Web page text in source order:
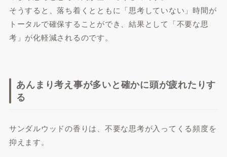
そうすると、落ち着くとともに「思考していない」時間が
トータルで確保することができ、結果として「不要な思
考」が化軽減されるのです。
あんまり考え事が多いと確かに頭が疲れたりす
る
サンダルウッドの香りは、不要な思考が入ってくる頻度を
抑えます。